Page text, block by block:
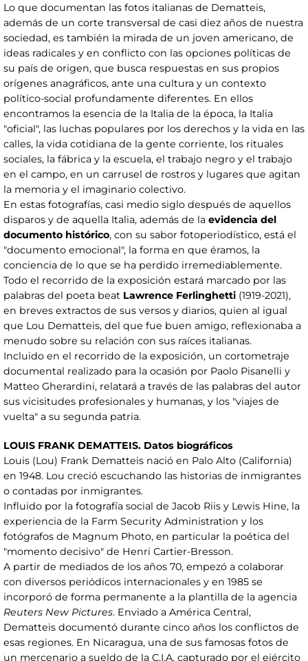
Lo que documentan las fotos italianas de Dematteis,
además de un corte transversal de casi diez años de nuestra
sociedad, es también la mirada de un joven americano, de
ideas radicales y en conflicto con las opciones políticas de
su país de origen, que busca respuestas en sus propios
orígenes anagráficos, ante una cultura y un contexto
político-social profundamente diferentes. En ellos
encontramos la esencia de la Italia de la época, la Italia
"oficial", las luchas populares por los derechos y la vida en las
calles, la vida cotidiana de la gente corriente, los rituales
sociales, la fábrica y la escuela, el trabajo negro y el trabajo
en el campo, en un carrusel de rostros y lugares que agitan
la memoria y el imaginario colectivo.
En estas fotografías, casi medio siglo después de aquellos
disparos y de aquella Italia, además de la evidencia del
documento histórico, con su sabor fotoperiodístico, está el
"documento emocional", la forma en que éramos, la
conciencia de lo que se ha perdido irremediablemente.
Todo el recorrido de la exposición estará marcado por las
palabras del poeta beat Lawrence Ferlinghetti (1919-2021),
en breves extractos de sus versos y diarios, quien al igual
que Lou Dematteis, del que fue buen amigo, reflexionaba a
menudo sobre su relación con sus raíces italianas.
Incluido en el recorrido de la exposición, un cortometraje
documental realizado para la ocasión por Paolo Pisanelli y
Matteo Gherardini, relatará a través de las palabras del autor
sus vicisitudes profesionales y humanas, y los "viajes de
vuelta" a su segunda patria.
LOUIS FRANK DEMATTEIS. Datos biográficos
Louis (Lou) Frank Dematteis nació en Palo Alto (California)
en 1948. Lou creció escuchando las historias de inmigrantes
o contadas por inmigrantes.
Influido por la fotografía social de Jacob Riis y Lewis Hine, la
experiencia de la Farm Security Administration y los
fotógrafos de Magnum Photo, en particular la poética del
"momento decisivo" de Henri Cartier-Bresson.
A partir de mediados de los años 70, empezó a colaborar
con diversos periódicos internacionales y en 1985 se
incorporó de forma permanente a la plantilla de la agencia
Reuters New Pictures. Enviado a América Central,
Dematteis documentó durante cinco años los conflictos de
esas regiones. En Nicaragua, una de sus famosas fotos de
un mercenario a sueldo de la C.I.A. capturado por el ejército